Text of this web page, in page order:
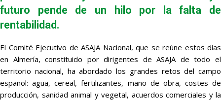
futuro pende de un hilo por la falta de
rentabilidad.
El Comité Ejecutivo de ASAJA Nacional, que se reúne estos días
en Almería, constituido por dirigentes de ASAJA de todo el
territorio nacional, ha abordado los grandes retos del campo
español: agua, cereal, fertilizantes, mano de obra, costes de
producción, sanidad animal y vegetal, acuerdos comerciales y la